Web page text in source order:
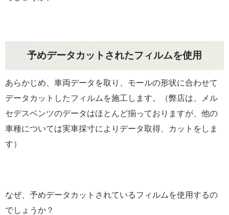
予めデータカットされたフィルムを使用
あらかじめ、車両データを取り、モールの形状に合わせて
データカットしたフィルムを施工します。（弊店は、メル
セデスベンツのデータはほとんど揃っておりますが、他の
車種については実車採寸によりデータ取得、カットをしま
す）
なぜ、予めデータカットされているフィルムを使用するの
でしょうか？